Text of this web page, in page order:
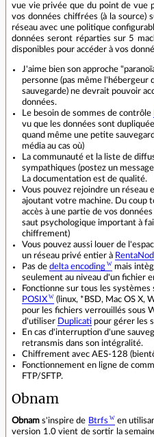
vue vie privée que du point de vue
vos données chiffrées (à la source)
réseau avec une politique
données seront réparties sur 5
disponibles pour accéder à vos
J'aime bien son approche
personne (pas même l'hébergeur
sauvegarde) ne devrait pouvoir
données.
Le besoin de sommes de contrôle
vu que les données sont
quand même une petite
média au cas où)
La communauté et la liste de
sympathiques (postez un
La documentation est de qualité.
Vous pouvez rejoindre un réseau
ajoutant votre machine. Du coup
accès à une partie de vos
saut psychologique important à
chiffrement)
Vous pouvez aussi louer de
un réseau privé entier à
Pas de delta encoding
mais
seulement au niveau d'un fichier
Fonctionne sur tous les
POSIX
(linux, *BSD, Mac OS X,
pour les fichiers verrouillés sous
d'utiliser Duplicati pour gérer les
En cas d'interruption d'une
retransmis dans son intégralité.
Chiffrement avec AES-128
Fonctionnement en ligne de
FTP/SFTP.
Obnam
Obnam s'inspire de Btrfs en
version 1.0 vient de sortir la